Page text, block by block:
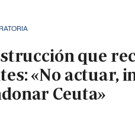
que
«No actuar,
Ceuta»